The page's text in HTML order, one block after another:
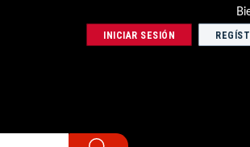
INICIAR SESIÓN